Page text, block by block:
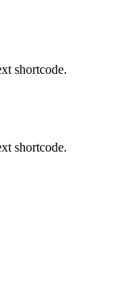
shortcode.
shortcode.